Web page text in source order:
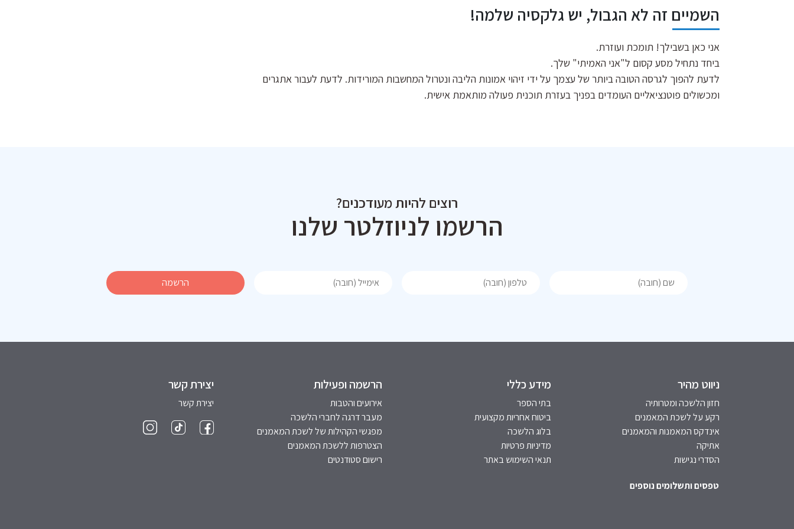
השמיים זה לא הגבול, יש גלקסיה שלמה!
אני כאן בשבילך! תומכת ועוזרת.
ביחד נתחיל מסע קסום ל"אני האמיתי" שלך.
לדעת להפוך לגרסה הטובה ביותר של עצמך על ידי זיהוי אמונות הליבה ונטרול המחשבות המורידות. לדעת לעבור אתגרים
ומכשולים פוטנציאליים העומדים בפניך בעזרת תוכנית פעולה מותאמת אישית.
רוצים להיות מעודכנים?
הרשמו לניוזלטר שלנו
ניווט מהיר
חזון הלשכה ומטרותיה
רקע על לשכת המאמנים
אינדקס המאמנות והמאמנים
אתיקה
הסדרי נגישות
מידע כללי
בתי הספר
ביטוח אחריות מקצועית
בלוג הלשכה
מדיניות פרטיות
תנאי השימוש באתר
הרשמה ופעילות
אירועים והטבות
מעבר דרגה לחברי הלשכה
מפגשי הקהילות של לשכת המאמנים
הצטרפות ללשכת המאמנים
רישום סטודנטים
יצירת קשר
יצירת קשר
טפסים ותשלומים נוספים